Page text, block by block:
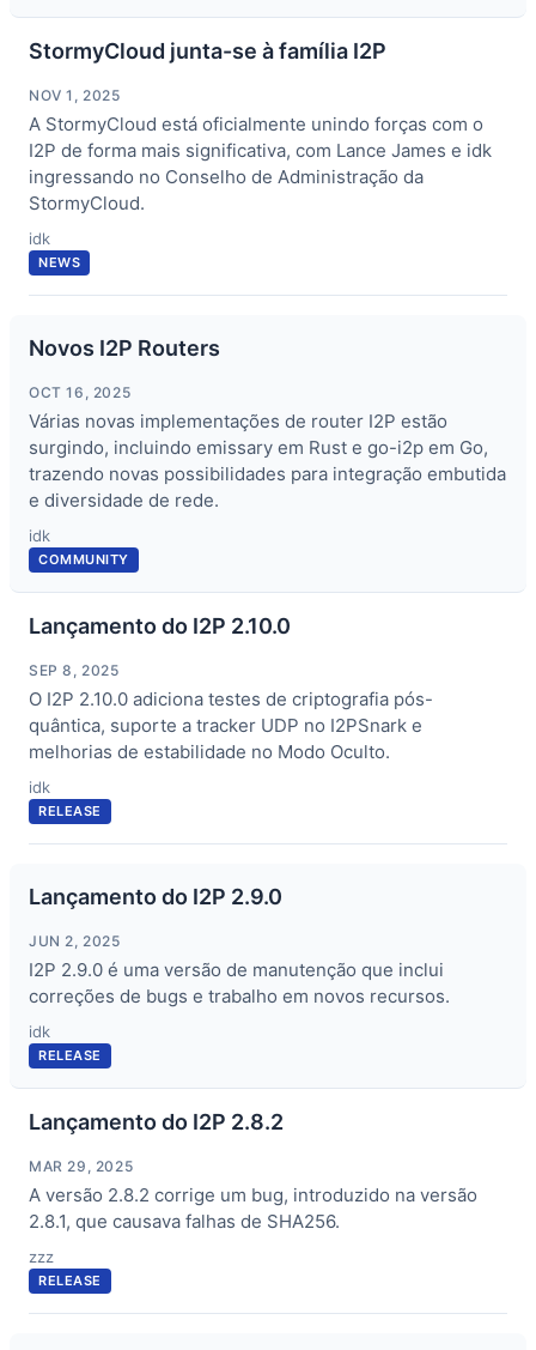
StormyCloud junta-se à família I2P
NOV 1, 2025
A StormyCloud está oficialmente unindo forças com o
I2P de forma mais significativa, com Lance James e idk
ingressando no Conselho de Administração da
StormyCloud.
idk
NEWS
Novos I2P Routers
OCT 16, 2025
Várias novas implementações de router I2P estão
surgindo, incluindo emissary em Rust e go-i2p em Go,
trazendo novas possibilidades para integração embutida
e diversidade de rede.
idk
COMMUNITY
Lançamento do I2P 2.10.0
SEP 8, 2025
O I2P 2.10.0 adiciona testes de criptografia pós-
quântica, suporte a tracker UDP no I2PSnark e
melhorias de estabilidade no Modo Oculto.
idk
RELEASE
Lançamento do I2P 2.9.0
JUN 2, 2025
I2P 2.9.0 é uma versão de manutenção que inclui
correções de bugs e trabalho em novos recursos.
idk
RELEASE
Lançamento do I2P 2.8.2
MAR 29, 2025
A versão 2.8.2 corrige um bug, introduzido na versão
2.8.1, que causava falhas de SHA256.
zzz
RELEASE